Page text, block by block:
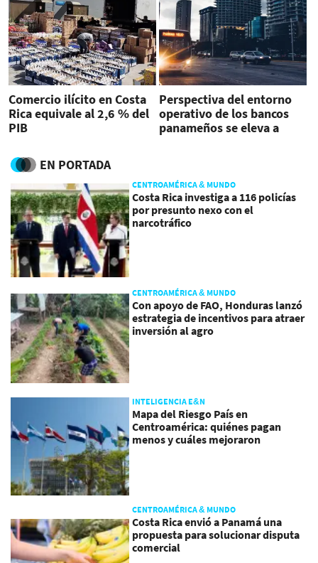
Comercio ilícito en Costa
Rica equivale al 2,6 % del
PIB
Perspectiva del entorno
operativo de los bancos
panameños se eleva a
EN PORTADA
CENTROAMÉRICA & MUNDO
Costa Rica investiga a 116 policías
por presunto nexo con el
narcotráfico
CENTROAMÉRICA & MUNDO
Con apoyo de FAO, Honduras lanzó
estrategia de incentivos para atraer
inversión al agro
INTELIGENCIA E&N
Mapa del Riesgo País en
Centroamérica: quiénes pagan
menos y cuáles mejoraron
CENTROAMÉRICA & MUNDO
Costa Rica envió a Panamá una
propuesta para solucionar disputa
comercial